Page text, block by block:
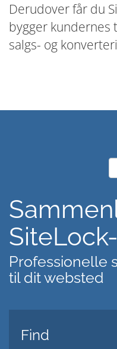
Derudover får du
bygger kundernes
salgs- og
Professionelle
til dit websted
Find